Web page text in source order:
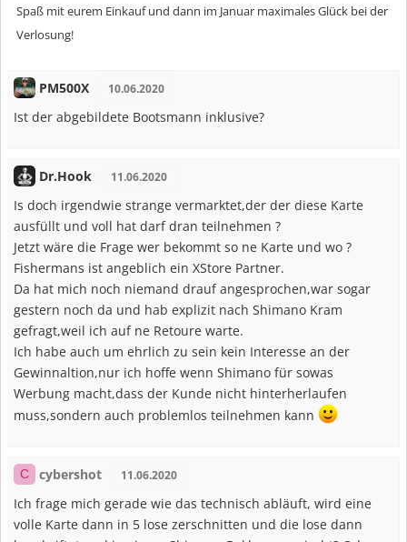
Spaß mit eurem Einkauf und dann im Januar maximales Glück bei der
Verlosung!
PM500X 10.06.2020
Ist der abgebildete Bootsmann inklusive?
Dr.Hook 11.06.2020
Is doch irgendwie strange vermarktet,der der diese Karte
ausfüllt und voll hat darf dran teilnehmen ?
Jetzt wäre die Frage wer bekommt so ne Karte und wo ?
Fishermans ist angeblich ein XStore Partner.
Da hat mich noch niemand drauf angesprochen,war sogar
gestern noch da und hab explizit nach Shimano Kram
gefragt,weil ich auf ne Retoure warte.
Ich habe auch um ehrlich zu sein kein Interesse an der
Gewinnaltion,nur ich hoffe wenn Shimano für sowas
Werbung macht,dass der Kunde nicht hinterherlaufen
muss,sondern auch problemlos teilnehmen kann
C cybershot 11.06.2020
Ich frage mich gerade wie das technisch abläuft, wird eine
volle Karte dann in 5 lose zerschnitten und die lose dann